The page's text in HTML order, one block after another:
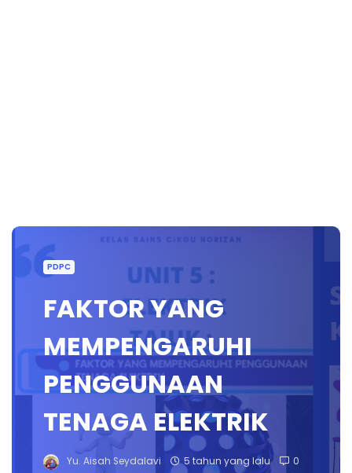
PDPC
FAKTOR YANG
MEMPENGARUHI
PENGGUNAAN
TENAGA ELEKTRIK
Yu. Aisah Seydalavi 5 tahun yang lalu 0